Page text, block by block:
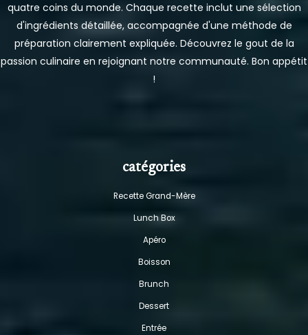
quatre coins du monde. Chaque recette inclut une sélection
d'ingrédients détaillée, accompagnée d'une méthode de
préparation clairement expliquée. Découvrez le gout de la
passion culinaire en rejoignant notre communauté. Bon appétit
!
catégories
Recette Grand-Mère
Lunch Box
Apéro
Boisson
Brunch
Dessert
Entrée